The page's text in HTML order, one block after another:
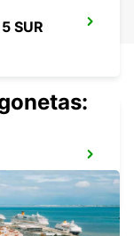
SUR